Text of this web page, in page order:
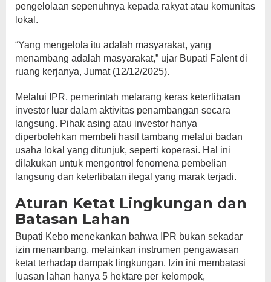
pengelolaan sepenuhnya kepada rakyat atau komunitas
lokal.
“Yang mengelola itu adalah masyarakat, yang
menambang adalah masyarakat,” ujar Bupati Falent di
ruang kerjanya, Jumat (12/12/2025).
Melalui IPR, pemerintah melarang keras keterlibatan
investor luar dalam aktivitas penambangan secara
langsung. Pihak asing atau investor hanya
diperbolehkan membeli hasil tambang melalui badan
usaha lokal yang ditunjuk, seperti koperasi. Hal ini
dilakukan untuk mengontrol fenomena pembelian
langsung dan keterlibatan ilegal yang marak terjadi.
Aturan Ketat Lingkungan dan
Batasan Lahan
Bupati Kebo menekankan bahwa IPR bukan sekadar
izin menambang, melainkan instrumen pengawasan
ketat terhadap dampak lingkungan. Izin ini membatasi
luasan lahan hanya 5 hektare per kelompok,